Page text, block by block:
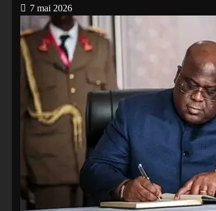
7 mai 2026